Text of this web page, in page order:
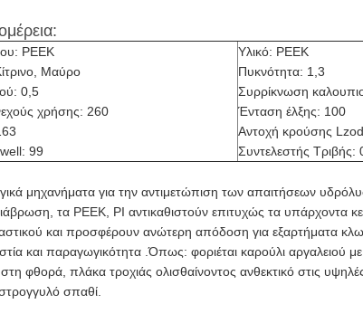
PEEK
Μαύρο
0,5
χρήσης: 260
99
Υλικό: PEEK
Πυκνότητα: 1,3
Συρρίκνωση
Ένταση έλξης: 100
Αντοχή κρούσης
Συντελεστής Τριβής:
μηχανήματα για την αντιμετώπιση των απαιτήσεων
τα PEEK, PI αντικαθιστούν επιτυχώς τα υπάρχοντα
και προσφέρουν ανώτερη απόδοση για εξαρτήματα
και παραγωγικότητα .Όπως: φοριέται καρούλι αργαλειού
στη φθορά, πλάκα τροχιάς ολισθαίνοντος ανθεκτικό στις
σπαθί.